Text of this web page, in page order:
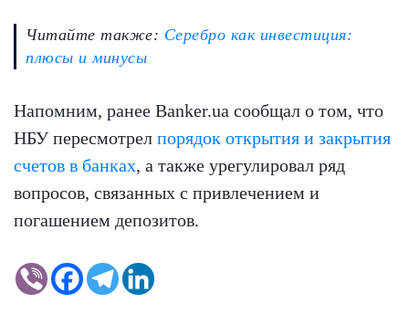
Читайте также: Серебро как инвестиция:
плюсы и минусы
Напомним, ранее Banker.ua сообщал о том, что
НБУ пересмотрел порядок открытия и закрытия
счетов в банках, а также урегулировал ряд
вопросов, связанных с привлечением и
погашением депозитов.